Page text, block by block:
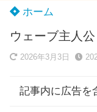
ホーム
ウェーブ主人公
2026年3月3日
記事内に広告を